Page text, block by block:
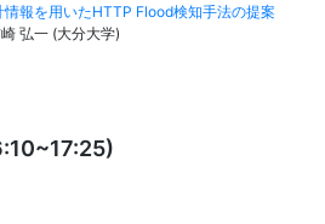
報を用いたHTTP Flood検知手法の提案
弘一 (大分大学)